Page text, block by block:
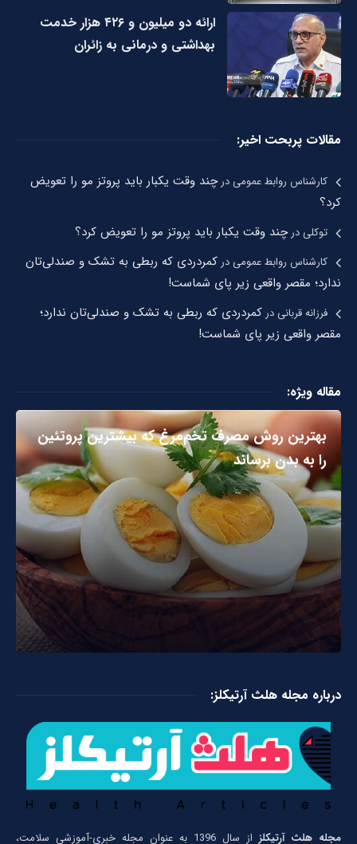
ارائه دو میلیون و ۴۲۶ هزار خدمت
بهداشتی و درمانی به زائران
مقالات پربحت اخیر:
کارشناس روابط عمومیدرچند وقت یکبار باید پروتز مو را تعویض
کرد؟
توکلیدرچند وقت یکبار باید پروتز مو را تعویض کرد؟
کارشناس روابط عمومیدر کمردردی که ربطی به تشک و صندلی‌تان
ندارد؛ مقصر واقعی زیر پای شماست!
فرزانه قربانیدر کمردردی که ربطی به تشک و صندلی‌تان ندارد؛
مقصر واقعی زیر پای شماست!
مقاله ویژه:
بهترین روش مصرف تخم‌مرغ که بیشترین پروتئین
را به بدن برساند
درباره مجله هلث آرتیکلز:
مجله هلث آرتیکلز از سال 1396 به عنوان مجله خبری-آموزشی سلامت،